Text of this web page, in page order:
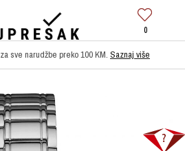
0
za sve narudžbe preko 100 KM. Saznaj više